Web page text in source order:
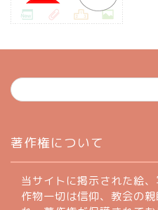
著作権について
当サイトに掲示された絵
作物一切は信仰、教会の